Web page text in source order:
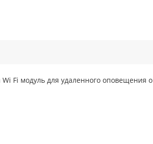
Fi модуль для удаленного оповещения о